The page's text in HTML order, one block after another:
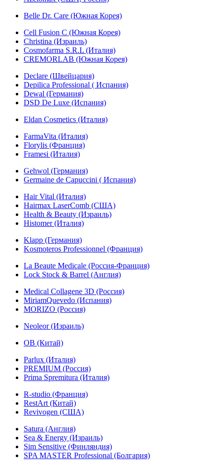
Belle Dr. Care (Южная Корея)
Cell Fusion C (Южная Корея)
Christina (Израиль)
Cosmofarma S.R.L (Италия)
CREMORLAB (Южная Корея)
Declare (Швейцария)
Depilica Professional ( Испания)
Dewal (Германия)
DSD De Luxe (Испания)
Eldan Cosmetics (Италия)
FarmaVita (Италия)
Florylis (Франция)
Framesi (Италия)
Gehwol (Германия)
Germaine de Capuccini ( Испания)
Hair Vital (Италия)
Hairmax LaserComb (США)
Health & Beauty (Израиль)
Histomer (Италия)
Klapp (Германия)
Kosmoteros Professionnel (Франция)
La Beaute Medicale (Россия-Франция)
Lock Stock & Barrel (Англия)
Medical Collagene 3D (Россия)
MiriamQuevedo (Испания)
MORIZO (Россия)
Neoleor (Израиль)
OB (Китай)
Parlux (Италия)
PREMIUM (Россия)
Prima Spremitura (Италия)
R-studio (Франция)
RestArt (Китай)
Revivogen (США)
Satura (Англия)
Sea & Energy (Израиль)
Sim Sensitive (Финляндия)
SPA MASTER Professional (Болгария)